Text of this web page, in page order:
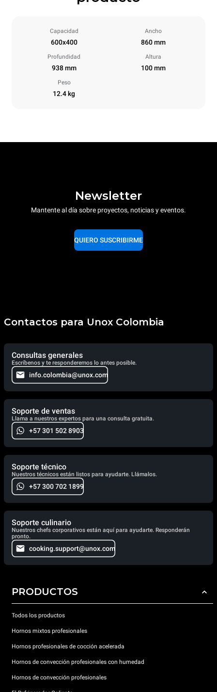
Capacidad
600x400
Ancho
860 mm
Profundidad
938 mm
Altura
100 mm
Peso
12.4 kg
Newsletter
Mantente al día sobre proyectos, noticias y eventos.
QUIERO SUSCRIBIRME
Contactos para Unox Colombia
Consultas generales
Escríbenos y te responderemos lo antes posible.
info.colombia@unox.com
Soporte de ventas
Llama a nuestros expertos para una consulta gratuita.
+57 301 502 8903
Soporte técnico
Nuestros técnicos están listos para ayudarte. Llámalos.
+57 300 702 1899
Soporte culinario
Nuestros chefs corporativos están aquí para ayudarte. Responderán
pronto.
cooking.support@unox.com
PRODUCTOS
Todos los productos
Hornos mixtos profesionales
Hornos profesionales de cocción acelerada
Hornos de convección profesionales con humedad
Hornos de convección profesionales